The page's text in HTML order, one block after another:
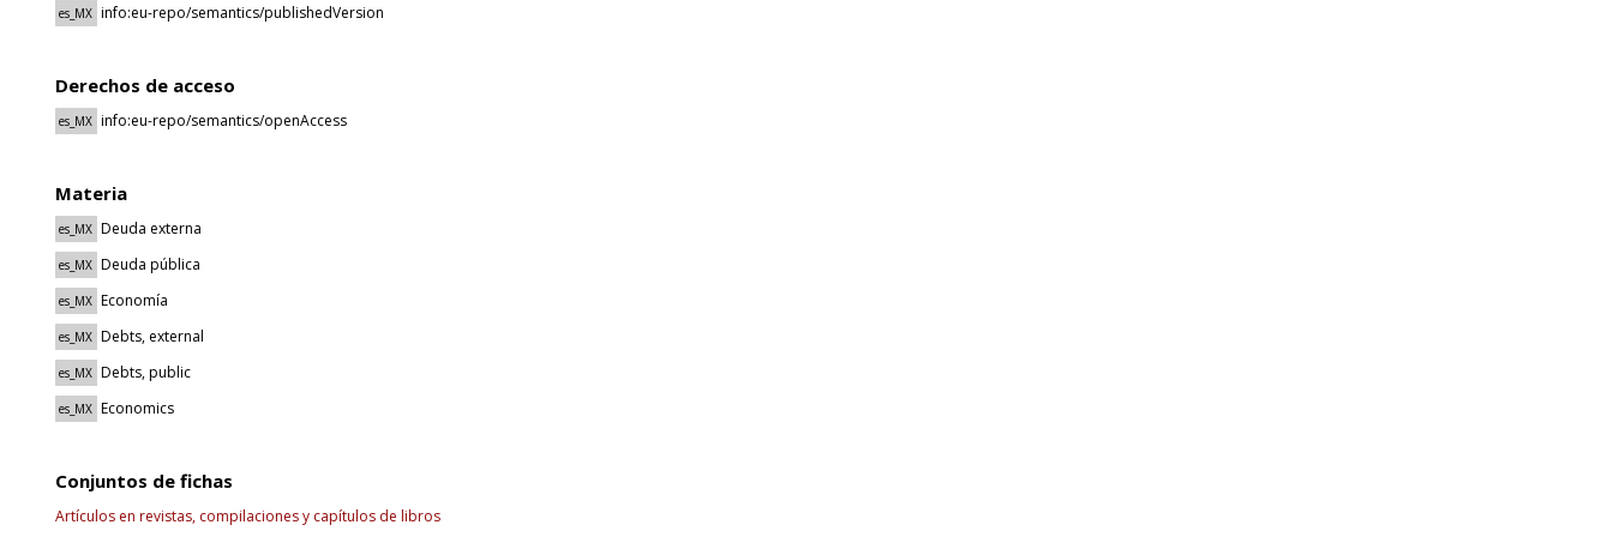
es_MX info:eu-repo/semantics/publishedVersion
Derechos de acceso
es_MX info:eu-repo/semantics/openAccess
Materia
es_MX Deuda externa
es_MX Deuda pública
es_MX Economía
es_MX Debts, external
es_MX Debts, public
es_MX Economics
Conjuntos de fichas
Artículos en revistas, compilaciones y capítulos de libros